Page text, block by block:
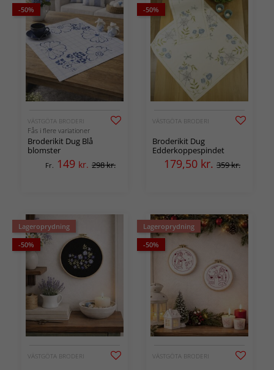
-50%
VÄSTGÖTA BRODERI
Fås i flere variationer
Broderikit Dug Blå
blomster
Fr. 149 kr. 298 kr.
-50%
VÄSTGÖTA BRODERI
Broderikit Dug
Edderkoppespindet
179,50 kr. 359 kr.
Lageroprydning
-50%
VÄSTGÖTA BRODERI
Lageroprydning
-50%
VÄSTGÖTA BRODERI